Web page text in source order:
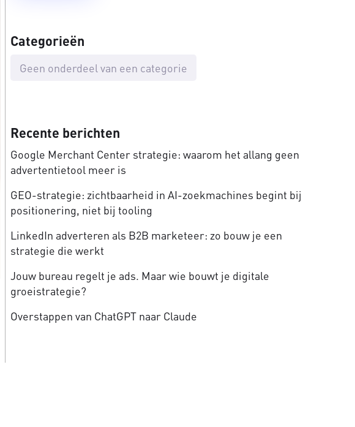
Categorieën
Geen onderdeel van een categorie
Recente berichten
Google Merchant Center strategie: waarom het allang geen
advertentietool meer is
GEO-strategie: zichtbaarheid in AI-zoekmachines begint bij
positionering, niet bij tooling
LinkedIn adverteren als B2B marketeer: zo bouw je een
strategie die werkt
Jouw bureau regelt je ads. Maar wie bouwt je digitale
groeistrategie?
Overstappen van ChatGPT naar Claude